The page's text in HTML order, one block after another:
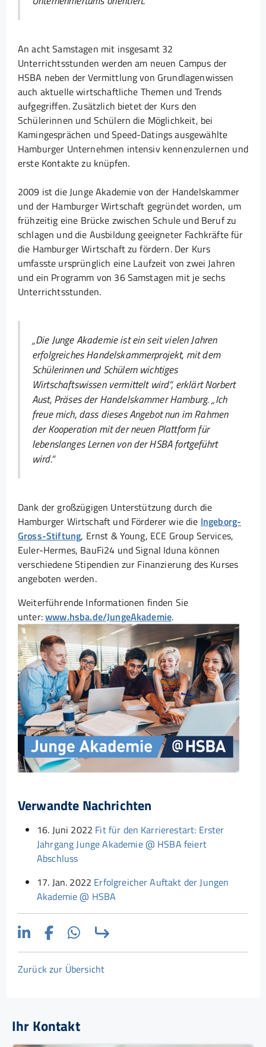
An acht Samstagen mit insgesamt 32
Unterrichtsstunden werden am neuen Campus der
HSBA neben der Vermittlung von Grundlagenwissen
auch aktuelle wirtschaftliche Themen und Trends
aufgegriffen. Zusätzlich bietet der Kurs den
Schülerinnen und Schülern die Möglichkeit, bei
Kamingesprächen und Speed-Datings ausgewählte
Hamburger Unternehmen intensiv kennenzulernen und
erste Kontakte zu knüpfen.
2009 ist die Junge Akademie von der Handelskammer
und der Hamburger Wirtschaft gegründet worden, um
frühzeitig eine Brücke zwischen Schule und Beruf zu
schlagen und die Ausbildung geeigneter Fachkräfte für
die Hamburger Wirtschaft zu fördern. Der Kurs
umfasste ursprünglich eine Laufzeit von zwei Jahren
und ein Programm von 36 Samstagen mit je sechs
Unterrichtsstunden.
„Die Junge Akademie ist ein seit vielen Jahren
erfolgreiches Handelskammerprojekt, mit dem
Schülerinnen und Schülern wichtiges
Wirtschaftswissen vermittelt wird“, erklärt Norbert
Aust, Präses der Handelskammer Hamburg. „Ich
freue mich, dass dieses Angebot nun im Rahmen
der Kooperation mit der neuen Plattform für
lebenslanges Lernen von der HSBA fortgeführt
wird.“
Dank der großzügigen Unterstützung durch die
Hamburger Wirtschaft und Förderer wie die Ingeborg-
Gross-Stiftung, Ernst & Young, ECE Group Services,
Euler-Hermes, BauFi24 und Signal Iduna können
verschiedene Stipendien zur Finanzierung des Kurses
angeboten werden.
Weiterführende Informationen finden Sie
unter:www.hsba.de/JungeAkademie.
Verwandte Nachrichten
16. Juni 2022 Fit für den Karrierestart: Erster
Jahrgang Junge Akademie @ HSBA feiert
Abschluss
17. Jan. 2022 Erfolgreicher Auftakt der Jungen
Akademie @ HSBA
Zurück zur Übersicht
Ihr Kontakt